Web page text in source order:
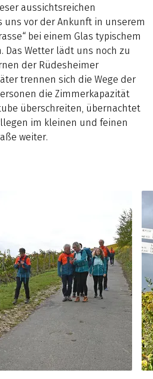
aussichtsreichen
uns vor der Ankunft in unserem
bei einem Glas typischem
Das Wetter lädt uns noch zu
der Rüdesheimer
trennen sich die Wege der
die Zimmerkapazität
überschreiten, übernachtet
im kleinen und feinen
weiter.